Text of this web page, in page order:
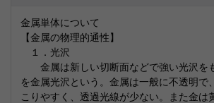
金属単体について
【金属の物理的通性】
１．光沢
金属は新しい切断面などで強い光沢を
を金属光沢という。金属は一般に不透明で
こりやすく、透過光線が少ない。また金は